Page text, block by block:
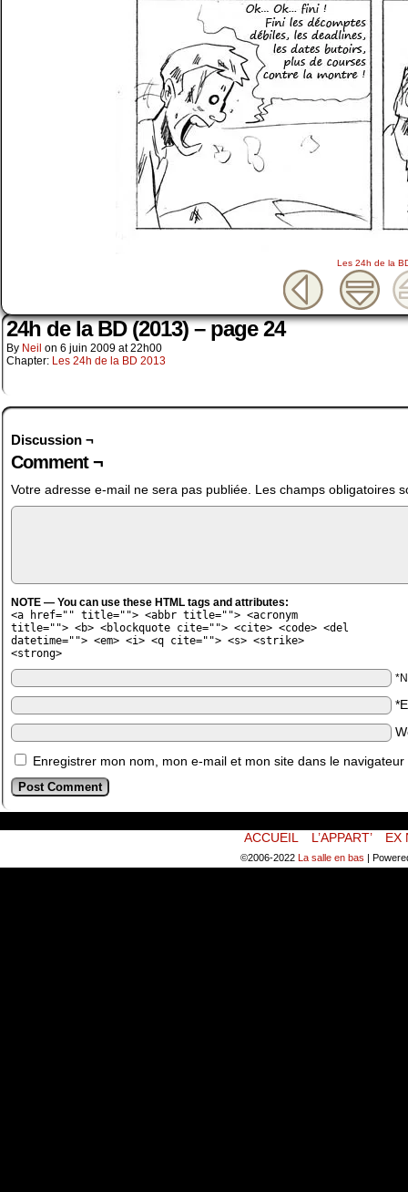
Les 24h de la
24h de la BD (2013) – page 24
By Neil on 6 juin 2009 at22h00
Chapter: Les 24h de la BD 2013
Discussion ¬
Comment ¬
Votre adresse e-mail ne sera pas publiée. Les champs obligatoires
NOTE — You can use these HTML tags and attributes:
<a href="" title=""> <abbr title=""> <acronym
title=""> <b> <blockquote cite=""> <cite> <code> <del
datetime=""> <em> <i> <q cite=""> <s> <strike>
<strong>
Enregistrer mon nom, mon e-mail et mon site dans le
ACCUEIL L’APPART’ EX
©2006-2022 La salle en bas |